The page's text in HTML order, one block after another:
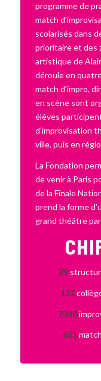
programme de
match
scolarisés dans
prioritaire et des
artistique de
déroule en
match d’impro,
en scène sont
élèves
d’improvisation
ville, puis en
La Fondation
de venir à Paris
de la Finale
prend la forme
grand théâtre
29
122
7340
681